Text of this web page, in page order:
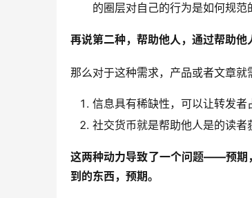
的圈层对自己的行为是如何规范
再说第二种，帮助他人，通过帮助
那么对于这种需求，产品或者文章就
信息具有稀缺性，可以让转发者
社交货币就是帮助他人是的读者
这两种动力导致了一个问题——预期
到的东西，预期。